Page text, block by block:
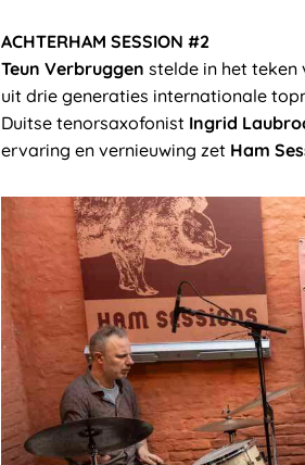
ACHTERHAM SESSION #2
Teun Verbruggen stelde in het
uit drie generaties internationale
Duitse tenorsaxofonist Ingrid
ervaring en vernieuwing zet Ham